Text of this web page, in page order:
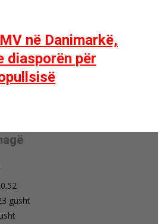
në Danimarkë,
diasporën për
gusht